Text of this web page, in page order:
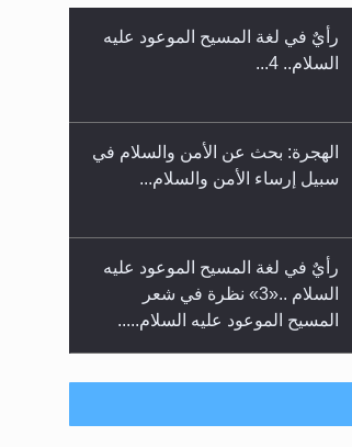
حفل توزيع الشهادات في الجامعة
الأحمدية بنيجيريا لعام 2025
الهجرة: بحث عن الأمن والسلام في
سبيل إرساء الأمن والسلام...
رأيٌ في لغة المسيح الموعود عليه
السلام ..«3» نظرة في شعر
**الحصن الحصين من وساوس
المعارضين ...**...
متطلَّبات التّحريك الجديد...